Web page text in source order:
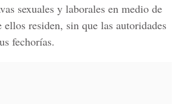
sexuales y laborales en medio de
ellos residen, sin que las autoridades
fechorías.